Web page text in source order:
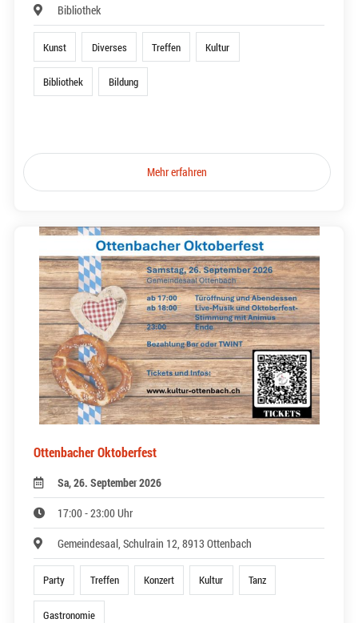
Bibliothek
Kunst Diverses Treffen Kultur
Bibliothek Bildung
Mehr erfahren
Ottenbacher Oktoberfest
Sa, 26. September 2026
17:00 - 23:00 Uhr
Gemeindesaal, Schulrain 12, 8913 Ottenbach
Party Treffen Konzert Kultur Tanz
Gastronomie